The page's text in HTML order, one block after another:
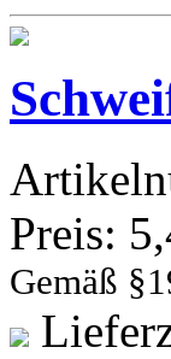
Preis:
Gemäß